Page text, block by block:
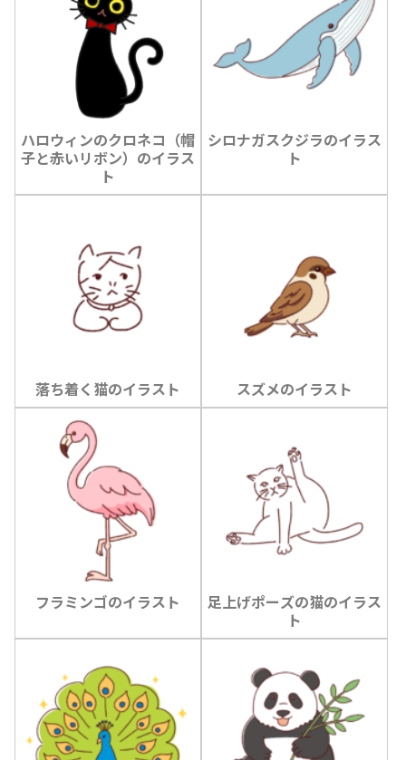
ハロウィンのクロネコ（帽
子と赤いリボン）のイラス
ト
シロナガスクジラのイラス
ト
落ち着く猫のイラスト スズメのイラスト
フラミンゴのイラスト
足上げポーズの猫のイラス
ト